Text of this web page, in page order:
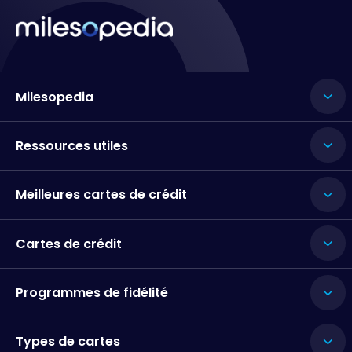
Milesopedia
Ressources utiles
Meilleures cartes de crédit
Cartes de crédit
Programmes de fidélité
Types de cartes